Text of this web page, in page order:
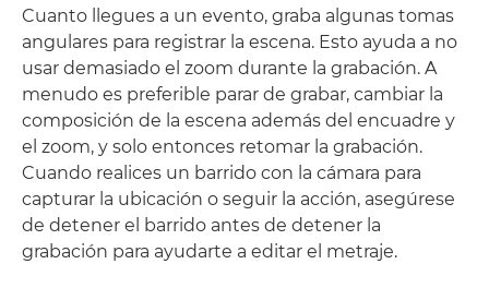
Cuanto llegues a un evento, graba algunas tomas
angulares para registrar la escena. Esto ayuda a no
usar demasiado el zoom durante la grabación. A
menudo es preferible parar de grabar, cambiar la
composición de la escena además del encuadre y
el zoom, y solo entonces retomar la grabación.
Cuando realices un barrido con la cámara para
capturar la ubicación o seguir la acción, asegúrese
de detener el barrido antes de detener la
grabación para ayudarte a editar el metraje.